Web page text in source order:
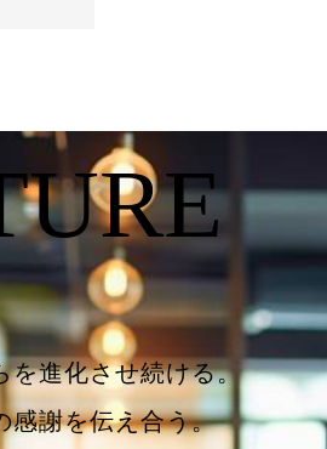
を進化させ続ける。
感謝を伝え合う。